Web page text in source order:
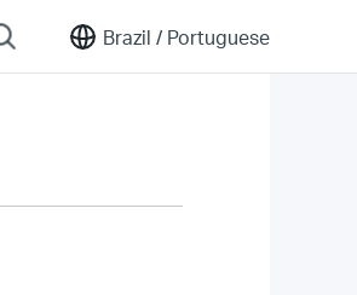
Brazil / Portuguese